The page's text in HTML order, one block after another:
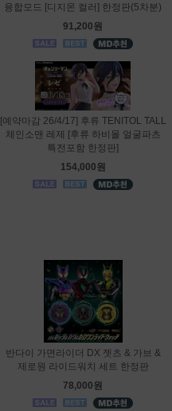
융합모드 [디지몬 컬러] 한정판(5차분)
91,200원
[예약마감 26/4/17] 후류 TENITOL TALL
체인소맨 레제 [후류 하비몰 얼굴파츠
특전포함 한정판]
154,000원
반다이 가면라이더 DX 젯츠 & 가브 &
제로원 라이드워치 세트 한정판
78,000원